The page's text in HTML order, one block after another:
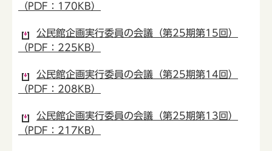
（PDF：170KB）
公民館企画実行委員の会議（第25期第15回）
（PDF：225KB）
公民館企画実行委員の会議（第25期第14回）
（PDF：208KB）
公民館企画実行委員の会議（第25期第13回）
（PDF：217KB）